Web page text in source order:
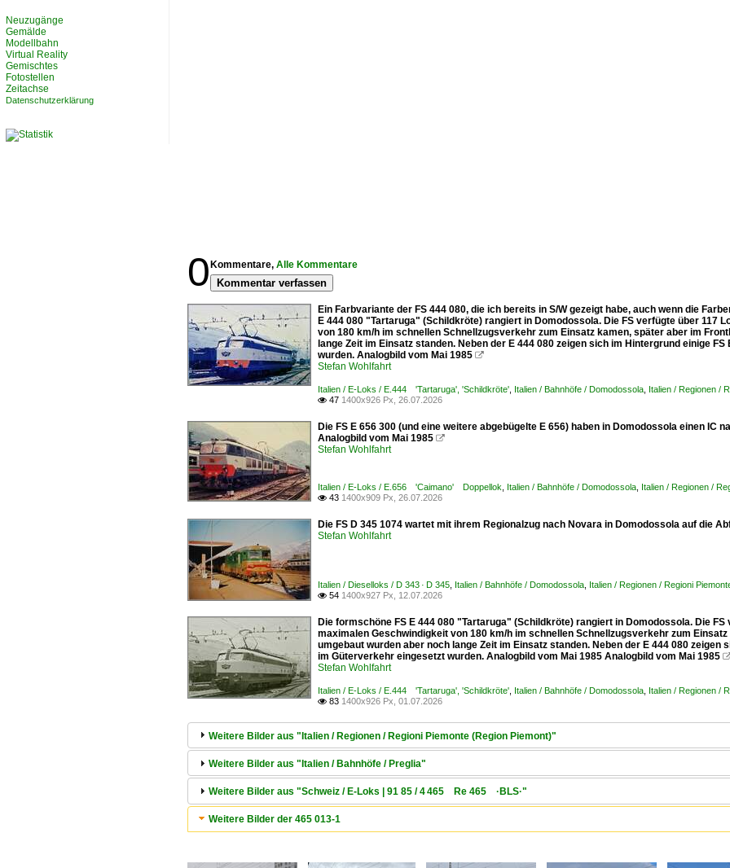
0 Kommentare, Alle Kommentare
Kommentar verfassen
Ein Farbvariante der FS 444 080, die ich bereits in S/W gezeigt habe, auch wenn die
E 444 080 "Tartaruga" (Schildkröte) rangiert in Domodossola. Die FS verfügte über 117
von 180 km/h im schnellen Schnellzugsverkehr zum Einsatz kamen, später aber im
lange Zeit im Einsatz standen. Neben der E 444 080 zeigen sich im Hintergrund einige
wurden. Analogbild vom Mai 1985 
Stefan Wohlfahrt
Italien / E-Loks / E.444 'Tartaruga', 'Schildkröte' Italien / Bahnhöfe / Domodossola Italien / Regionen /
 47 1400x926 Px, 26.07.2026
Die FS E 656 300 (und eine weitere abgebügelte E 656) haben in Domodossola einen IC
Analogbild vom Mai 1985 
Stefan Wohlfahrt
Italien / E-Loks / E.656 'Caimano' Doppellok Italien / Bahnhöfe / Domodossola Italien / Regionen /
 43 1400x909 Px, 26.07.2026
Die FS D 345 1074 wartet mit ihrem Regionalzug nach Novara in Domodossola auf die
Stefan Wohlfahrt
Italien / Dieselloks / D 343 · D 345 Italien / Bahnhöfe / Domodossola Italien / Regionen / Regioni
 54 1400x927 Px, 12.07.2026
Die formschöne FS E 444 080 "Tartaruga" (Schildkröte) rangiert in Domodossola. Die
maximalen Geschwindigkeit von 180 km/h im schnellen Schnellzugsverkehr zum
umgebaut wurden aber noch lange Zeit im Einsatz standen. Neben der E 444 080
im Güterverkehr eingesetzt wurden. Analogbild vom Mai 1985 Analogbild vom Mai 1985
Stefan Wohlfahrt
Italien / E-Loks / E.444 'Tartaruga', 'Schildkröte' Italien / Bahnhöfe / Domodossola Italien / Regionen /
 83 1400x926 Px, 01.07.2026
Weitere Bilder aus "Italien / Regionen / Regioni Piemonte (Region Piemont)"
Weitere Bilder aus "Italien / Bahnhöfe / Preglia"
Weitere Bilder aus "Schweiz / E-Loks | 91 85 / 4 465 Re 465 ·BLS·"
Weitere Bilder der 465 013-1
Neuzugänge
Gemälde
Modellbahn
Virtual Reality
Gemischtes
Fotostellen
Zeitachse
Datenschutzerklärung